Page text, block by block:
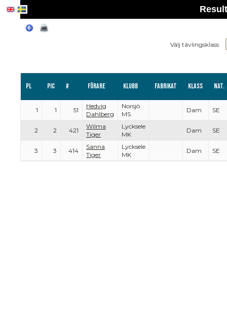
Välj tävlingsklass
Pl PIC # Förare Klubb Fabrikat Klass Nat.
1 1 51
Hedvig
Dahlberg
Norsjö
MS
Dam SE
2 2 421
Wilma
Tiger
Lycksele
MK
Dam SE
3 3 414
Sanna
Tiger
Lycksele
MK
Dam SE